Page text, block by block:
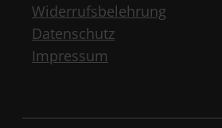
Widerrufsbelehrung
Datenschutz
Impressum